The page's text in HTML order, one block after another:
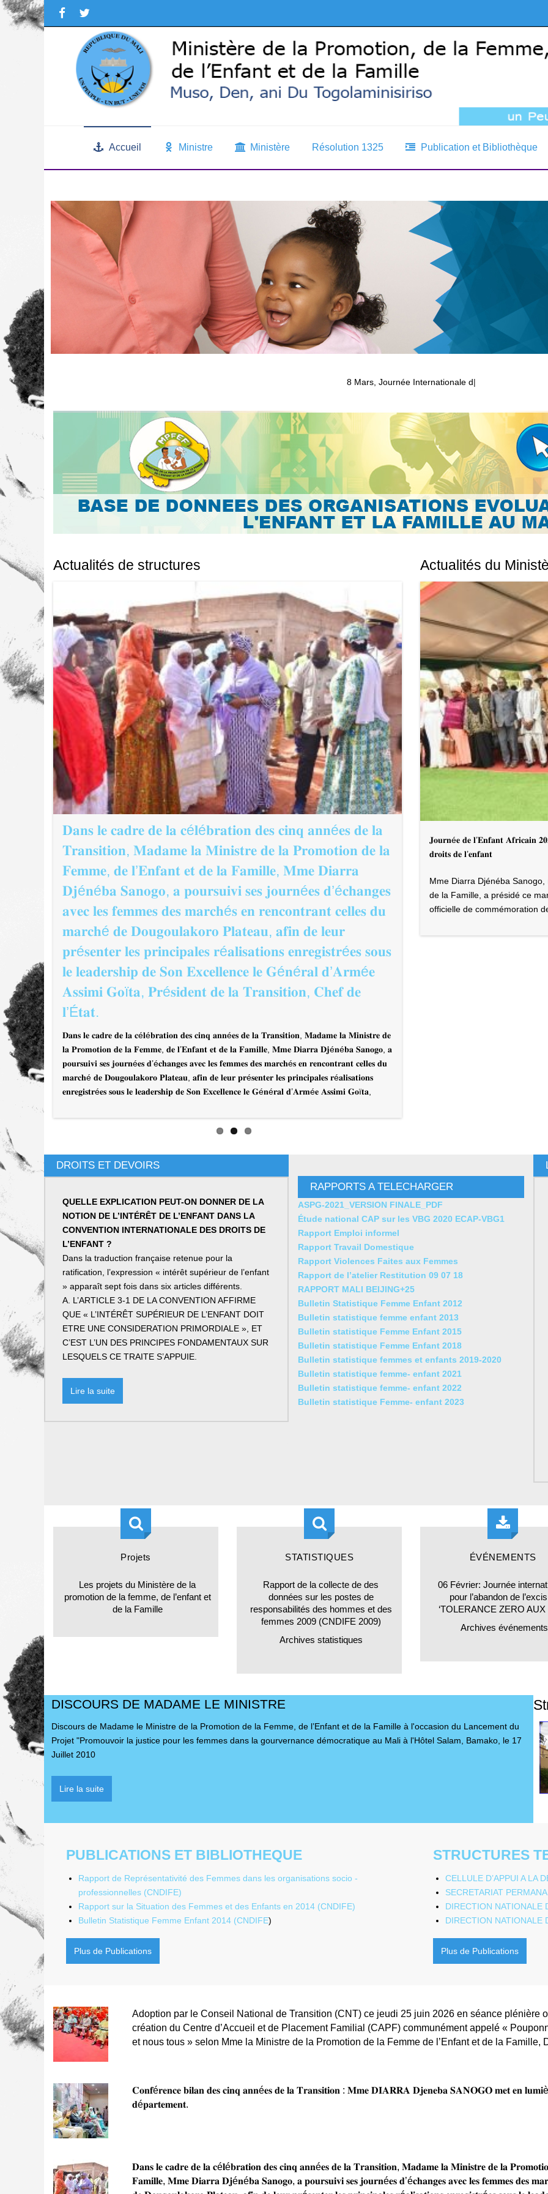
Accueil Ministre Ministère Résolution 1325 Publication et Bibliothèque
Éditio|
Actualités de structures
Adoption par le Conseil National de Transition (CNT)
ce jeudi 25 juin 2026 en séance plénière ordinaire
du projet de loi portant création du Centre d’Accueil
et de Placement Familial (CAPF) communément
appelé « Pouponnière », notre « Bébé à nous toutes
et nous tous » selon Mme la Ministre de la
Promotion de la Femme de l’Enfant et de la Famille,
DIARRA Djénéba SANOGO.
𝐃𝐚𝐧𝐬 𝐥𝐞 𝐜𝐚𝐝𝐫𝐞 𝐝𝐞 𝐥𝐚 𝐜é𝐥é𝐛𝐫𝐚𝐭𝐢𝐨𝐧 𝐝𝐞𝐬 𝐜𝐢𝐧𝐪 𝐚𝐧𝐧é𝐞𝐬 𝐝𝐞 𝐥𝐚
𝐓𝐫𝐚𝐧𝐬𝐢𝐭𝐢𝐨𝐧, 𝐌𝐚𝐝𝐚𝐦𝐞 𝐥𝐚 𝐌𝐢𝐧𝐢𝐬𝐭𝐫𝐞 𝐝𝐞 𝐥𝐚 𝐏𝐫𝐨𝐦𝐨𝐭𝐢𝐨𝐧 𝐝𝐞 𝐥𝐚
𝐅𝐞𝐦𝐦𝐞, 𝐝𝐞 𝐥’𝐄𝐧𝐟𝐚𝐧𝐭 𝐞𝐭 𝐝𝐞 𝐥𝐚 𝐅𝐚𝐦𝐢𝐥𝐥𝐞, 𝐌𝐦𝐞 𝐃𝐢𝐚𝐫𝐫𝐚
𝐃𝐣é𝐧é𝐛𝐚 𝐒𝐚𝐧𝐨𝐠𝐨, 𝐚 𝐩𝐨𝐮𝐫𝐬𝐮𝐢𝐯𝐢 𝐬𝐞𝐬 𝐣𝐨𝐮𝐫𝐧é𝐞𝐬 𝐝’é𝐜𝐡𝐚𝐧𝐠𝐞𝐬
𝐚𝐯𝐞𝐜 𝐥𝐞𝐬 𝐟𝐞𝐦𝐦𝐞𝐬 𝐝𝐞𝐬 𝐦𝐚𝐫𝐜𝐡é𝐬 𝐞𝐧 𝐫𝐞𝐧𝐜𝐨𝐧𝐭𝐫𝐚𝐧𝐭 𝐜𝐞𝐥𝐥𝐞𝐬 𝐝𝐮
𝐦𝐚𝐫𝐜𝐡é 𝐝𝐞 𝐃𝐨𝐮𝐠𝐨𝐮𝐥𝐚𝐤𝐨𝐫𝐨 𝐏𝐥𝐚𝐭𝐞𝐚𝐮, 𝐚𝐟𝐢𝐧 𝐝𝐞 𝐥𝐞𝐮𝐫
𝐩𝐫é𝐬𝐞𝐧𝐭𝐞𝐫 𝐥𝐞𝐬 𝐩𝐫𝐢𝐧𝐜𝐢𝐩𝐚𝐥𝐞𝐬 𝐫é𝐚𝐥𝐢𝐬𝐚𝐭𝐢𝐨𝐧𝐬 𝐞𝐧𝐫𝐞𝐠𝐢𝐬𝐭𝐫é𝐞𝐬 𝐬𝐨𝐮𝐬
𝐥𝐞 𝐥𝐞𝐚𝐝𝐞𝐫𝐬𝐡𝐢𝐩 𝐝𝐞 𝐒𝐨𝐧 𝐄𝐱𝐜𝐞𝐥𝐥𝐞𝐧𝐜𝐞 𝐥𝐞 𝐆é𝐧é𝐫𝐚𝐥 𝐝’𝐀𝐫𝐦é𝐞
𝐀𝐬𝐬𝐢𝐦𝐢 𝐆𝐨ï𝐭𝐚, 𝐏𝐫é𝐬𝐢𝐝𝐞𝐧𝐭 𝐝𝐞 𝐥𝐚 𝐓𝐫𝐚𝐧𝐬𝐢𝐭𝐢𝐨𝐧, 𝐂𝐡𝐞𝐟 𝐝𝐞
𝐥’É𝐭𝐚𝐭.
𝐂𝐨𝐧𝐟é𝐫𝐞𝐧𝐜𝐞-𝐝é𝐛𝐚𝐭 𝐬𝐮𝐫 𝐥𝐞𝐬 𝐞𝐧𝐣𝐞𝐮𝐱 𝐝𝐞 𝐩𝐫𝐨𝐭𝐞𝐜𝐭𝐢𝐨𝐧 𝐝𝐞 𝐥𝐚
𝐟𝐚𝐦𝐢𝐥𝐥𝐞 𝐞𝐭 𝐝𝐞𝐬 𝐞𝐧𝐟𝐚𝐧𝐭𝐬
𝐂𝐨𝐧𝐟é𝐫𝐞𝐧𝐜𝐞-𝐝é𝐛𝐚𝐭 𝐬𝐮𝐫 𝐥𝐞𝐬 𝐞𝐧𝐣𝐞𝐮𝐱 𝐝𝐞 𝐩𝐫𝐨𝐭𝐞𝐜𝐭𝐢𝐨𝐧 𝐝𝐞 𝐥𝐚 𝐟𝐚𝐦𝐢𝐥𝐥𝐞 𝐞𝐭 𝐝𝐞𝐬 𝐞𝐧𝐟𝐚𝐧𝐭𝐬
Dans le prolongement des activités de la Journée Internationale des Familles, une
conférence-débat s’est tenue dans l’après-midi au Centre National de Documentation
et d’Information sur la Femme et l’Enfant (CNDIFE).
Cette rencontre a réuni autorités,
Actualités du
𝐌𝐦𝐞 𝐃𝐈𝐀𝐑𝐑𝐀
5ᵉ anniversaire
Transition : forte
jeunes au Palais
5ᵉ anniversaire de
femmes et des jeunes au
QUELLE EXPLICATION PEUT-ON DONNER DE LA
NOTION DE L’INTÉRÊT DE L’ENFANT DANS LA
L’ENFANT ?
Dans la traduction française retenue pour la
ratification, l’expression « intérêt supérieur de l’enfant
» apparaît sept fois dans six articles différents.
A. L’ARTICLE 3-1 DE LA CONVENTION AFFIRME
QUE « L’INTÉRÊT SUPÉRIEUR DE L’ENFANT DOIT
ETRE UNE CONSIDERATION PRIMORDIALE », ET
C’EST L’UN DES PRINCIPES FONDAMENTAUX SUR
LESQUELS CE TRAITE S’APPUIE.
Étude national CAP sur les VBG 2020 ECAP-VBG1
Rapport Emploi informel
Rapport Travail Domestique
Rapport Violences Faites aux Femmes
Rapport de l’atelier Restitution 09 07 18
RAPPORT MALI BEIJING+25
Bulletin Statistique Femme Enfant 2012
Bulletin statistique femme enfant 2013
Bulletin statistique Femme Enfant 2015
Bulletin statistique Femme Enfant 2018
Bulletin statistique femmes et enfants 2019-2020
Bulletin statistique femme- enfant 2021
Bulletin statistique femme- enfant 2022
Bulletin statistique Femme- enfant 2023
Projets
promotion de la femme, de l’enfant et
STATISTIQUES
données sur les postes de
femmes 2009 (CNDIFE 2009)
Archives statistiques
ÉVÉNEMENTS
pour l’abandon de
Archives événements
Projet "Promouvoir la justice pour les femmes dans la gourvernance démocratique au Mali à l'Hôtel Salam, Bamako, le 17
professionnelles (CNDIFE)
Bulletin Statistique Femme Enfant 2014 (CNDIFE)
SECRETARIAT
DIRECTION NATIONALE
𝐝’𝐀𝐫𝐦é𝐞 𝐀𝐬𝐬𝐢𝐦𝐢 𝐆𝐨ï𝐭𝐚, 𝐏𝐫é𝐬𝐢𝐝𝐞𝐧𝐭 𝐝𝐞 𝐥𝐚 𝐓𝐫𝐚𝐧𝐬𝐢𝐭𝐢𝐨𝐧, 𝐂𝐡𝐞𝐟 𝐝𝐞 𝐥’É𝐭𝐚𝐭.